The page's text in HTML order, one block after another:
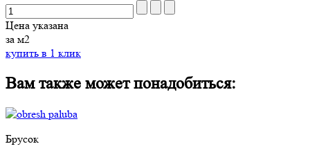
Цена указана
за м2
купить в 1 клик
Вам также может понадобиться:
Брусок